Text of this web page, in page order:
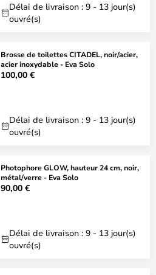
Délai de livraison : 9 - 13 jour(s)
ouvré(s)
Brosse de toilettes CITADEL, noir/acier,
acier inoxydable - Eva Solo
100,00 €
Délai de livraison : 9 - 13 jour(s)
ouvré(s)
Photophore GLOW, hauteur 24 cm, noir,
métal/verre - Eva Solo
90,00 €
Délai de livraison : 9 - 13 jour(s)
ouvré(s)